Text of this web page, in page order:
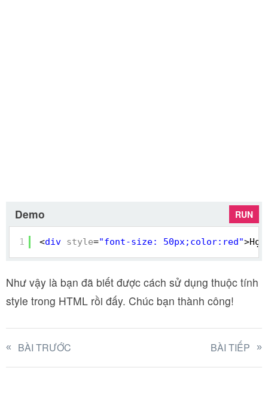
Demo RUN
1 <div style="font-size: 50px;color:red"
Như vậy là bạn đã biết được cách sử dụng thuộc tính
style trong HTML rồi đấy. Chúc bạn thành công!
BÀI TRƯỚC BÀI TIẾP